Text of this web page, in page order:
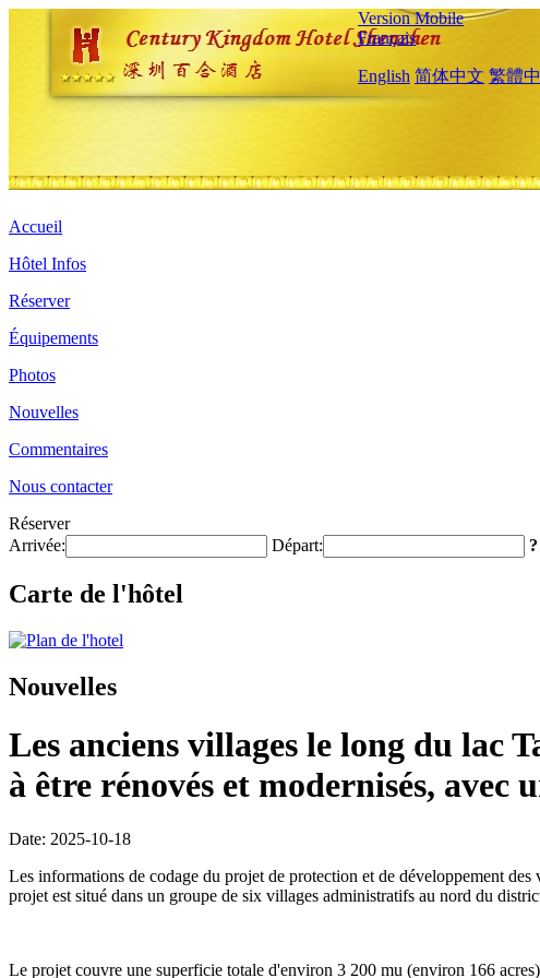
Version Mobile
Français
English 简体中文 繁體
Accueil
Hôtel Infos
Réserver
Équipements
Photos
Nouvelles
Commentaires
Nous contacter
Réserver
Arrivée:
Départ: ?
Carte de l'hôtel
Nouvelles
Les anciens villages le long du lac
à être rénovés et modernisés,
Date: 2025-10-18
Les informations de codage du projet de protection et de développement
projet est situé dans un groupe de six villages administratifs au nord du
Le projet couvre une superficie totale d'environ 3 200 mu (environ 166